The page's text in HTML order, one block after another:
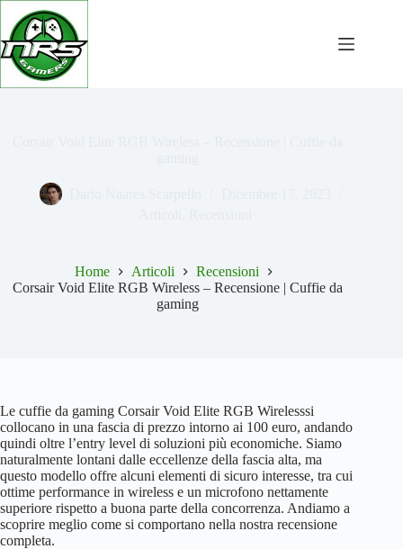
Salta
contenuto
Home Articoli
Recensioni
Corsair Void Elite RGB Wireless – Recensione | Cuffie da
gaming
Le cuffie da gaming Corsair Void Elite RGB Wirelesssi
collocano in una fascia di prezzo intorno ai 100 euro, andando
quindi oltre l’entry level di soluzioni più economiche. Siamo
naturalmente lontani dalle eccellenze della fascia alta, ma
questo modello offre alcuni elementi di sicuro interesse, tra cui
ottime performance in wireless e un microfono nettamente
superiore rispetto a buona parte della concorrenza. Andiamo a
scoprire meglio come si comportano nella nostra recensione
completa.